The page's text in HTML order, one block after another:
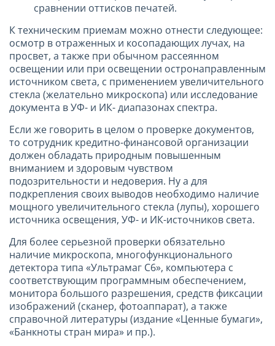
сравнении оттисков печатей.
К техническим приемам можно отнести следующее:
осмотр в отраженных и косопадающих лучах, на
просвет, а также при обычном рассеянном
освещении или при освещении остронаправленным
источником света, с применением увеличительного
стекла (желательно микроскопа) или исследование
документа в УФ- и ИК- диапазонах спектра.
Если же говорить в целом о проверке документов,
то сотрудник кредитно-финансовой организации
должен обладать природным повышенным
вниманием и здоровым чувством
подозрительности и недоверия. Ну а для
подкрепления своих выводов необходимо наличие
мощного увеличительного стекла (лупы), хорошего
источника освещения, УФ- и ИК-источников света.
Для более серьезной проверки обязательно
наличие микроскопа, многофункционального
детектора типа «Ультрамаг С6», компьютера с
соответствующим программным обеспечением,
монитора большого разрешения, средств фиксации
изображений (сканер, фотоаппарат), а также
справочной литературы (издание «Ценные бумаги»,
«Банкноты стран мира» и пр.).